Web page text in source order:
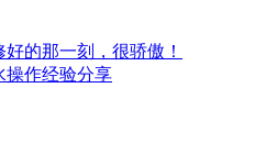
的那一刻，很骄傲！
操作经验分享